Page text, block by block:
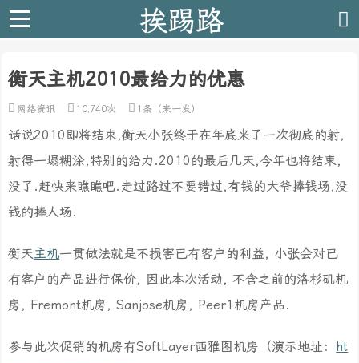
挨踢路
衡天主机2010最给力的优惠
网络资讯 10,740次 1条（来一发）
话说2010即将结束,衡天小张终于在年底来了一次彻底的射,
射得一塌糊涂,特别的给力.2010的最后几天,今年也将结束,
没了.赶快来瞧瞧吧.走过路过不要错过,有钱的大爷捧钱场,没
钱的捧人场.
衡天主机一贯做法就是不损害已有客户的利益, 小张会对已
有客户的产品进行保价, 因此本次活动, 不含之前的洛杉矶机
房, Fremont机房, Sanjose机房, Peer1机房产品.
参与此次促销的机房有SoftLayer西雅图机房（演示地址： ht